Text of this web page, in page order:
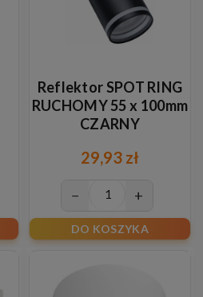
Reflektor SPOT RING
RUCHOMY 55 x 100mm
CZARNY
29,93 zł
− +
DO KOSZYKA